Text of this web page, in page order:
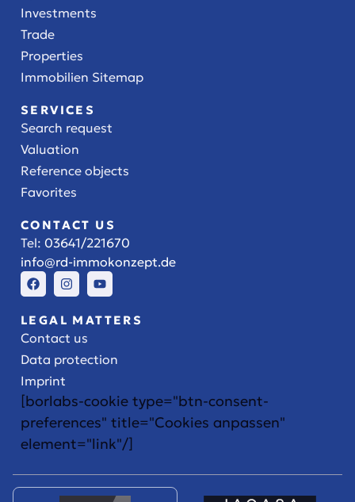
Investments
Trade
Properties
Immobilien Sitemap
SERVICES
Search request
Valuation
Reference objects
Favorites
CONTACT US
Tel: 03641/221670
info@rd-immokonzept.de
LEGAL MATTERS
Contact us
Data protection
Imprint
[borlabs-cookie type="btn-consent-
preferences" title="Cookies anpassen"
element="link"/]